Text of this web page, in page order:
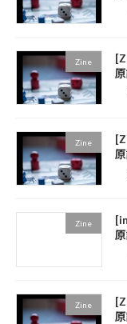
Zine
Zine
Zine
Zine